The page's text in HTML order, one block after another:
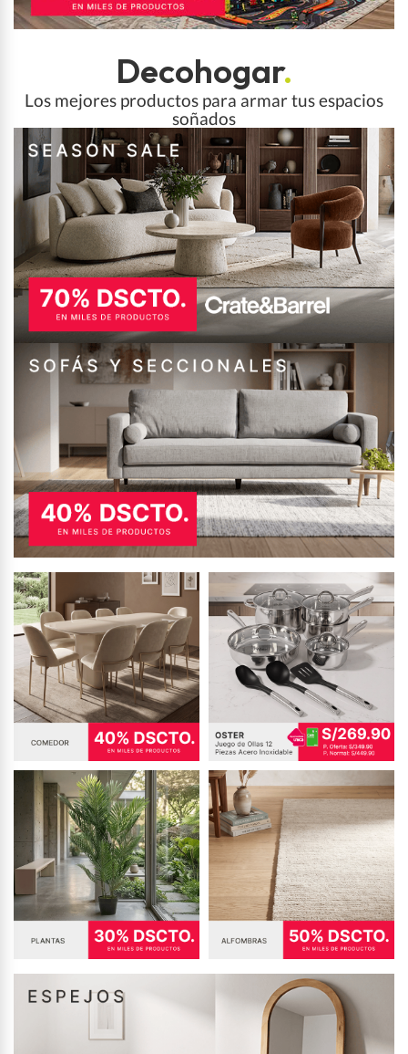
Decohogar.
Los mejores productos para armar tus espacios
soñados